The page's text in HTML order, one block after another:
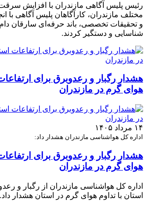
رئیس پلیس آگاهی مازندران با افزایش
مختلف مازندران، کارآگاهان پلیس آگاهی با
شناسایی و دستگیر کردند.
هشدار رگبار و رعدوبرق برای
هوای گرم در مازندران
۱۴ مرداد ۱۴۰۵
اداره کل هواشناسی مازندران هشدار داد:
هشدار رگبار و رعدوبرق برای
هوای گرم در مازندران
اداره کل هواشناسی مازندران از رگبار و
استان با تداوم هوای گرم در استان هشدار داد.